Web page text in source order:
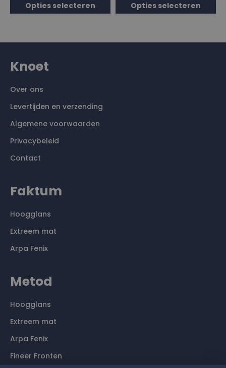
Opties selecteren Opties selecteren
Knoet
Over ons
Levertijden en verzending
Algemene voorwaarden
Privacybeleid
Contact
Faktum
Hoogglans
Extreem mat
Arpa Fenix
Metod
Hoogglans
Extreem mat
Arpa Fenix
Fineer Fronten